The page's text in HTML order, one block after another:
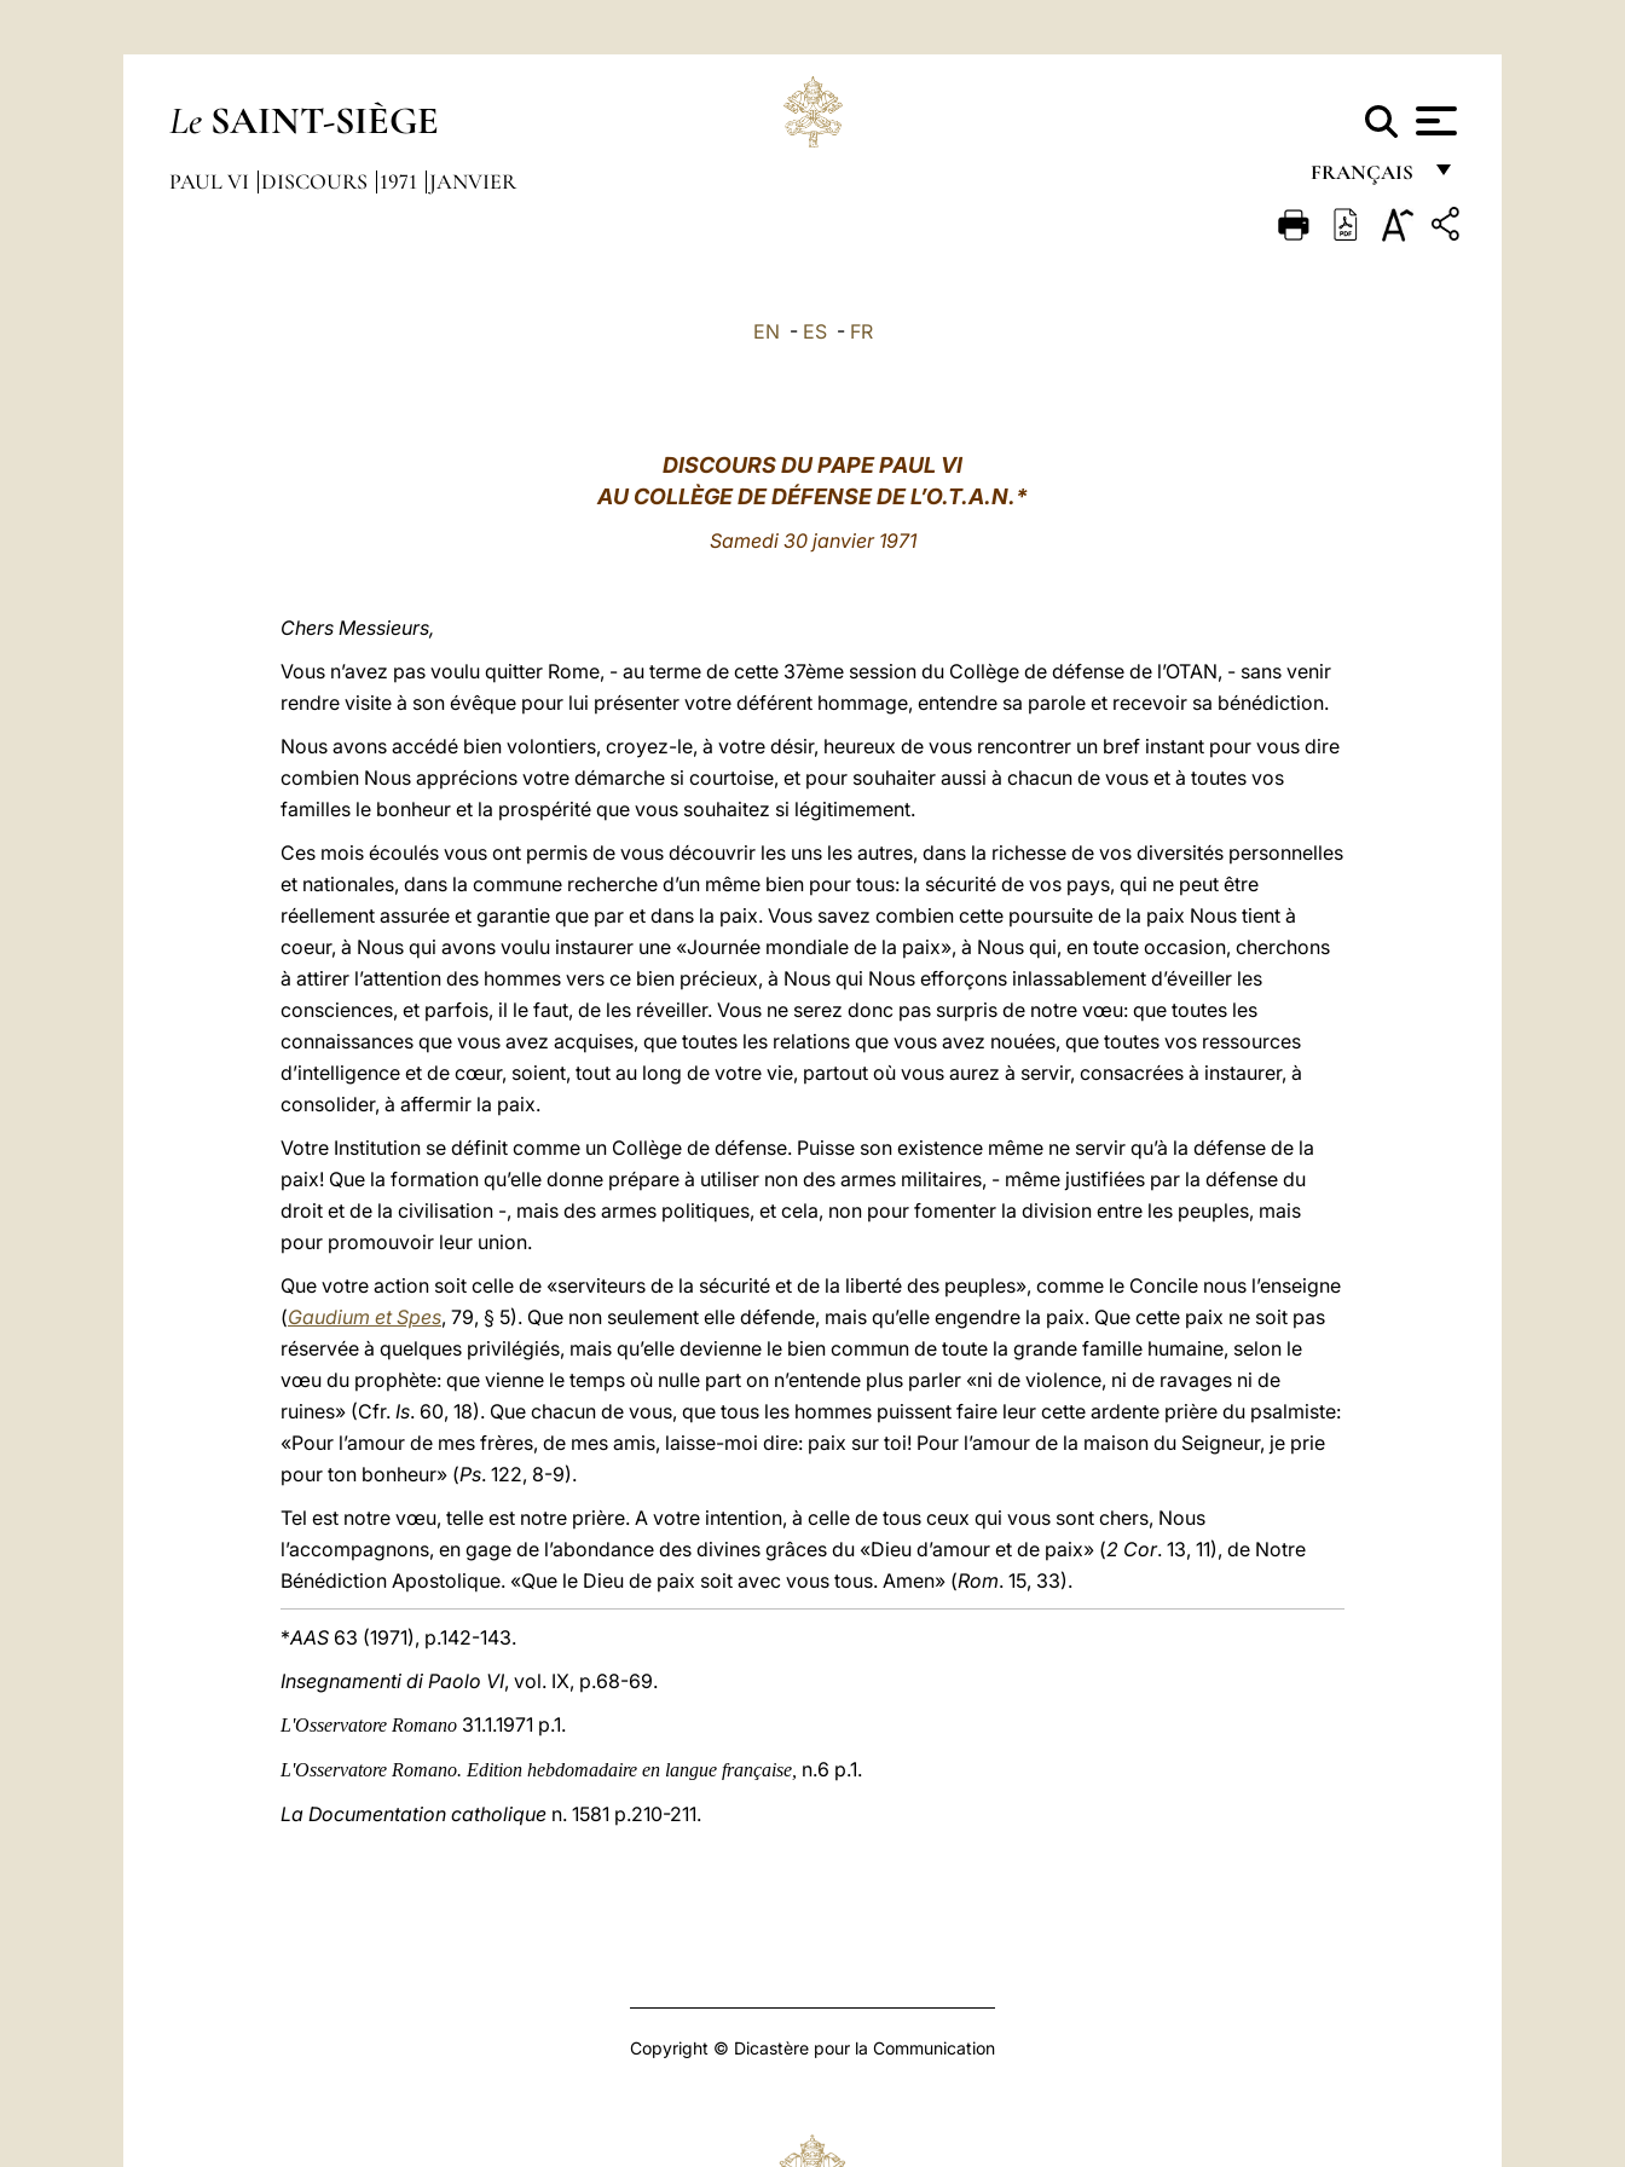
Le SAINT-SIÈGE
FRANÇAIS
FRANÇAIS
PAUL VI DISCOURS 1971 JANVIER
EN - ES- FR
DISCOURS DU PAPE PAUL VI
AU COLLÈGE DE DÉFENSE DE L’O.T.A.N.*
Samedi 30 janvier 1971
Chers Messieurs,
Vous n’avez pas voulu quitter Rome, - au terme de cette 37ème session du Collège de défense de l’OTAN, - sans venir
rendre visite à son évêque pour lui présenter votre déférent hommage, entendre sa parole et recevoir sa bénédiction.
Nous avons accédé bien volontiers, croyez-le, à votre désir, heureux de vous rencontrer un bref instant pour vous dire
combien Nous apprécions votre démarche si courtoise, et pour souhaiter aussi à chacun de vous et à toutes vos
familles le bonheur et la prospérité que vous souhaitez si légitimement.
Ces mois écoulés vous ont permis de vous découvrir les uns les autres, dans la richesse de vos diversités personnelles
et nationales, dans la commune recherche d’un même bien pour tous: la sécurité de vos pays, qui ne peut être
réellement assurée et garantie que par et dans la paix. Vous savez combien cette poursuite de la paix Nous tient à
coeur, à Nous qui avons voulu instaurer une «Journée mondiale de la paix», à Nous qui, en toute occasion, cherchons
à attirer l’attention des hommes vers ce bien précieux, à Nous qui Nous efforçons inlassablement d’éveiller les
consciences, et parfois, il le faut, de les réveiller. Vous ne serez donc pas surpris de notre vœu: que toutes les
connaissances que vous avez acquises, que toutes les relations que vous avez nouées, que toutes vos ressources
d’intelligence et de cœur, soient, tout au long de votre vie, partout où vous aurez à servir, consacrées à instaurer, à
consolider, à affermir la paix.
Votre Institution se définit comme un Collège de défense. Puisse son existence même ne servir qu’à la défense de la
paix! Que la formation qu’elle donne prépare à utiliser non des armes militaires, - même justifiées par la défense du
droit et de la civilisation -, mais des armes politiques, et cela, non pour fomenter la division entre les peuples, mais
pour promouvoir leur union.
Que votre action soit celle de «serviteurs de la sécurité et de la liberté des peuples», comme le Concile nous l’enseigne
(Gaudium et Spes, 79, § 5). Que non seulement elle défende, mais qu’elle engendre la paix. Que cette paix ne soit pas
réservée à quelques privilégiés, mais qu’elle devienne le bien commun de toute la grande famille humaine, selon le
vœu du prophète: que vienne le temps où nulle part on n’entende plus parler «ni de violence, ni de ravages ni de
ruines» (Cfr. Is. 60, 18). Que chacun de vous, que tous les hommes puissent faire leur cette ardente prière du psalmiste:
«Pour l’amour de mes frères, de mes amis, laisse-moi dire: paix sur toi! Pour l’amour de la maison du Seigneur, je prie
pour ton bonheur» (Ps. 122, 8-9).
Tel est notre vœu, telle est notre prière. A votre intention, à celle de tous ceux qui vous sont chers, Nous
l’accompagnons, en gage de l’abondance des divines grâces du «Dieu d’amour et de paix» (2 Cor. 13, 11), de Notre
Bénédiction Apostolique. «Que le Dieu de paix soit avec vous tous. Amen» (Rom. 15, 33).
*AAS 63 (1971), p.142-143.
Insegnamenti di Paolo VI, vol. IX, p.68-69.
L'Osservatore Romano 31.1.1971 p.1.
L'Osservatore Romano. Edition hebdomadaire en langue française, n.6 p.1.
La Documentation catholique n. 1581 p.210-211.
Copyright © Dicastère pour la Communication